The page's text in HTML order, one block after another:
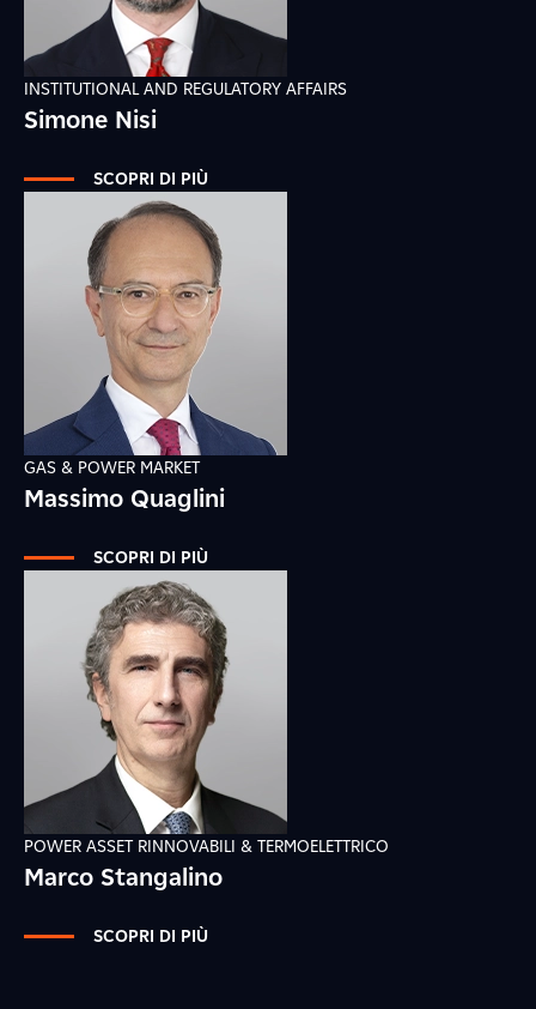
INSTITUTIONAL AND REGULATORY AFFAIRS
Simone Nisi
SCOPRI DI PIÙ
GAS & POWER MARKET
Massimo Quaglini
SCOPRI DI PIÙ
POWER ASSET RINNOVABILI & TERMOELETTRICO
Marco Stangalino
SCOPRI DI PIÙ